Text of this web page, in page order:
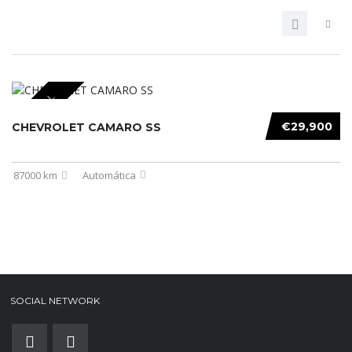
SPECIAL €29,900
CHEVROLET CAMARO SS
87000 km Automática
SOCIAL NETWORK